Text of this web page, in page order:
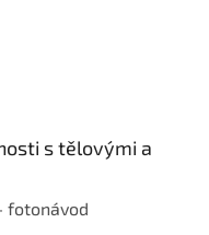
s tělovými a
fotonávod